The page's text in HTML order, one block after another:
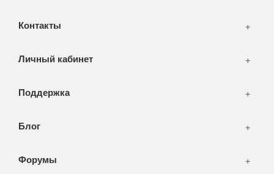
Контакты
Личный кабинет
Поддержка
Блог
Форумы